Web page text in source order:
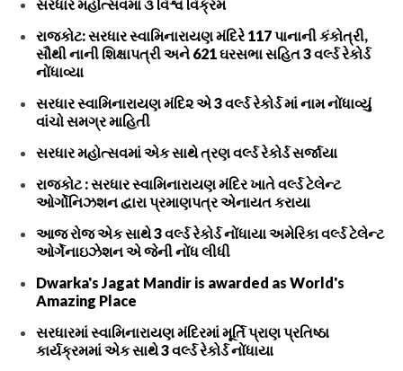
સરધાર મહોત્સવમાં ૩ વિશ્વ વિક્રમ
રાજકોટ: સરધાર સ્વામિનારાયણ મંદિરે 117 પાનાની કંકોત્રી,
સૌથી નાની શિક્ષાપત્રી અને 621 ઘરસભા સહિત 3 વર્લ્ડ રેકોર્ડ
નોંધાવ્યા
સરધાર સ્વામિનારાયણ મંદિ૨ એ 3 વર્લ્ડ રેકોર્ડ માં નામ નોંધાવ્યું
વાંચો સમગ્ર માહિતી
સરધાર મહોત્સવમાં એક સાથે ત્રણ વર્લ્ડ રેકોર્ડ સર્જાયા
રાજકોટ : સરધાર સ્વામિનારાયણ મંદિર ખાતે વર્લ્ડ ટેલેન્ટ
ઓર્ગોનિઝશન દ્વારા પ્રમાણપત્ર એનાયત કરાયા
આજ રોજ એક સાથે 3 વર્લ્ડ રેકોર્ડ નોંધાયા અમેરિકા વર્લ્ડ ટેલેન્ટ
ઓર્ગેનાઇઝેશન એ જેની નોંધ લીધી
Dwarka's Jagat Mandir is awarded as World's
Amazing Place
સરધારમાં સ્વામિનારાયણ મંદિરમાં મૂર્તિ પ્રાણ પ્રતિષ્ઠા
કાર્યક્રમમાં એક સાથે 3 વર્લ્ડ રેકોર્ડ નોંધાયા